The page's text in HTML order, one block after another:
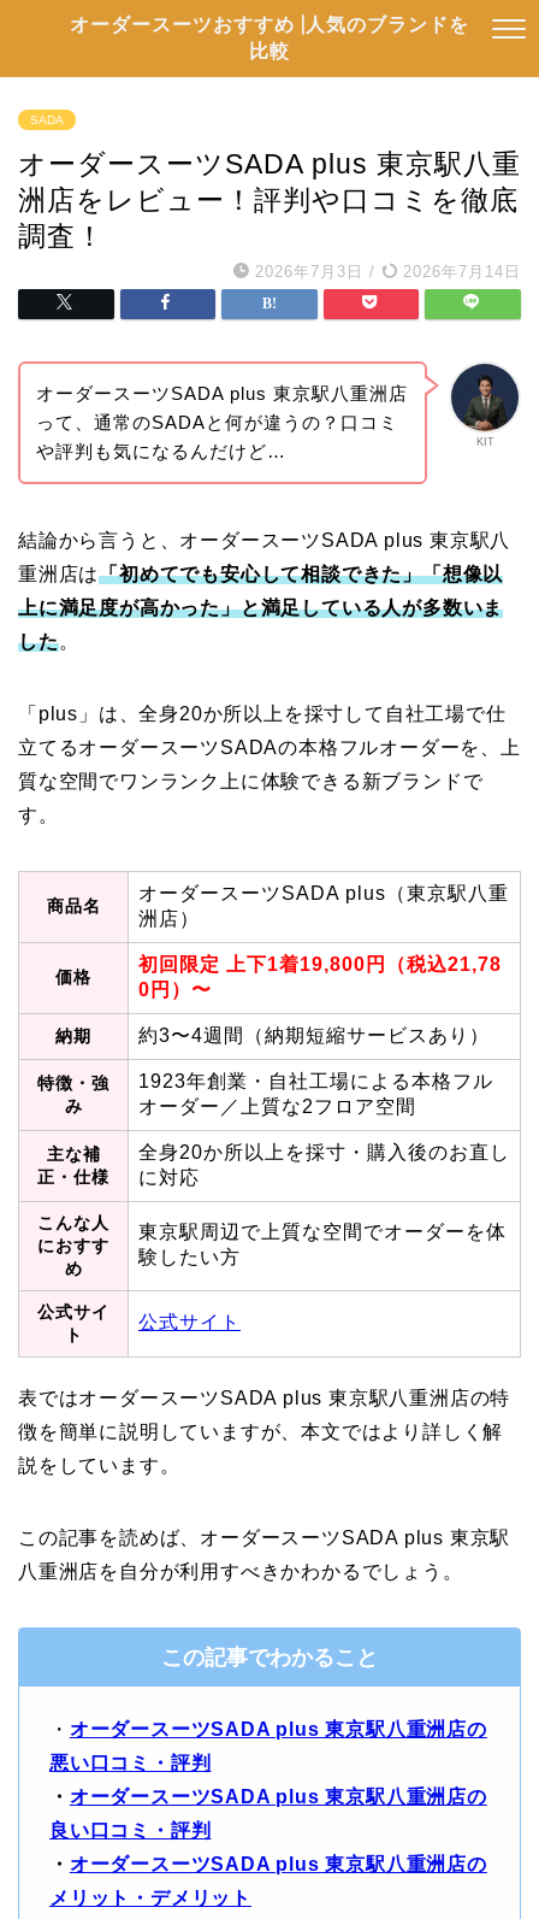
オーダースーツおすすめ |人気のブランドを
比較
SADA
オーダースーツSADA plus 東京駅八重
洲店をレビュー！評判や口コミを徹底
調査！
2026年7月3日 / 2026年7月14日
KIT
オーダースーツSADA plus 東京駅八重洲店
って、通常のSADAと何が違うの？口コミ
や評判も気になるんだけど…
結論から言うと、オーダースーツSADA plus 東京駅八
重洲店は「初めてでも安心して相談できた」「想像以
上に満足度が高かった」と満足している人が多数いま
した。
「plus」は、全身20か所以上を採寸して自社工場で仕
立てるオーダースーツSADAの本格フルオーダーを、上
質な空間でワンランク上に体験できる新ブランドで
す。
商品名
オーダースーツSADA plus（東京駅八重
洲店）
価格
初回限定 上下1着19,800円（税込21,78
0円）〜
納期 約3〜4週間（納期短縮サービスあり）
特徴・強
み
1923年創業・自社工場による本格フル
オーダー／上質な2フロア空間
主な補
正・仕様
全身20か所以上を採寸・購入後のお直し
に対応
こんな人
におすす
め
東京駅周辺で上質な空間でオーダーを体
験したい方
公式サイ
ト
公式サイト
表ではオーダースーツSADA plus 東京駅八重洲店の特
徴を簡単に説明していますが、本文ではより詳しく解
説をしています。
この記事を読めば、オーダースーツSADA plus 東京駅
八重洲店を自分が利用すべきかわかるでしょう。
この記事でわかること
・ オーダースーツSADA plus 東京駅八重洲店の
悪い口コミ・評判
・ オーダースーツSADA plus 東京駅八重洲店の
良い口コミ・評判
・ オーダースーツSADA plus 東京駅八重洲店の
メリット・デメリット